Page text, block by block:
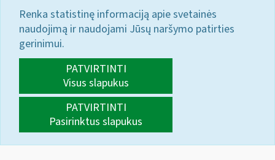
Renka statistinę informaciją apie svetainės
naudojimą ir naudojami Jūsų naršymo patirties
gerinimui.
PATVIRTINTI
Visus slapukus
PATVIRTINTI
Pasirinktus slapukus